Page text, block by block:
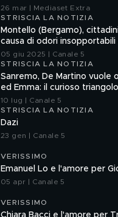
26 mar | Mediaset Extra
STRISCIA LA NOTIZIA
Montello (Bergamo),
causa di odori insopportabili
05 giu 2025 | Canale 5
STRISCIA LA NOTIZIA
Sanremo, De Martino vuole ospiti
ed Emma: il curioso triangolo
10 lug | Canale 5
STRISCIA LA NOTIZIA
Dazi
23 gen | Canale 5
VERISSIMO
Emanuel Lo e l'amore per
05 apr | Canale 5
VERISSIMO
Chiara Bacci e l'amore per